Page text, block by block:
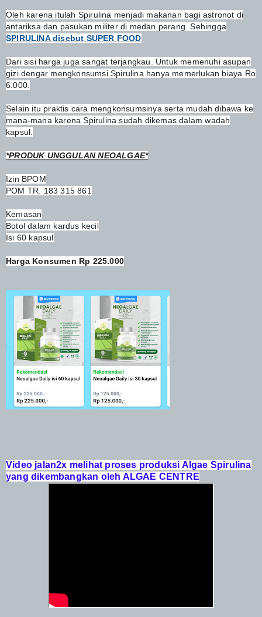
Oleh karena itulah Spirulina menjadi makanan bagi astronot di
antariksa dan pasukan militer di medan perang. Sehingga
SPIRULINA disebut SUPER FOOD
Dari sisi harga juga sangat terjangkau. Untuk memenuhi asupan
gizi dengar mengkonsumsi Spirulina hanya memerlukan biaya Ro
6.000.
Selain itu praktis cara mengkonsumsinya serta mudah dibawa ke
mana-mana karena Spirulina sudah dikemas dalam wadah
kapsul.
*PRODUK UNGGULAN NEOALGAE*
Izin BPOM
POM TR. 183 315 861
Kemasan
Botol dalam kardus kecil
Isi 60 kapsul
Harga Konsumen Rp 225.000
Video jalan2x melihat proses produksi Algae Spirulina
yang dikembangkan oleh ALGAE CENTRE